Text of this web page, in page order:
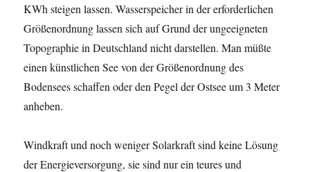
KWh steigen lassen. Wasserspeicher in der erforderlichen
Größenordnung lassen sich auf Grund der ungeeigneten
Topographie in Deutschland nicht darstellen. Man müßte
einen künstlichen See von der Größenordnung des
Bodensees schaffen oder den Pegel der Ostsee um 3 Meter
anheben.
Windkraft und noch weniger Solarkraft sind keine Lösung
der Energieversorgung, sie sind nur ein teures und